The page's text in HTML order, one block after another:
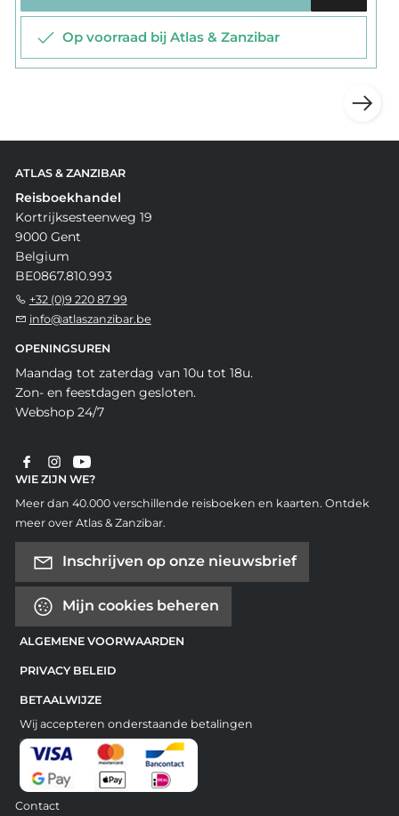
Op voorraad bij Atlas & Zanzibar
ATLAS & ZANZIBAR
Reisboekhandel
Kortrijksesteenweg 19
9000 Gent
Belgium
BE0867.810.993
+32 (0)9 220 87 99
info@atlaszanzibar.be
OPENINGSUREN
Maandag tot zaterdag van 10u tot 18u.
Zon- en feestdagen gesloten.
Webshop 24/7
WIE ZIJN WE?
Meer dan 40.000 verschillende reisboeken en kaarten. Ontdek
meer over Atlas & Zanzibar.
Inschrijven op onze nieuwsbrief
Mijn cookies beheren
ALGEMENE VOORWAARDEN
PRIVACY BELEID
BETAALWIJZE
Wij accepteren onderstaande betalingen
Contact